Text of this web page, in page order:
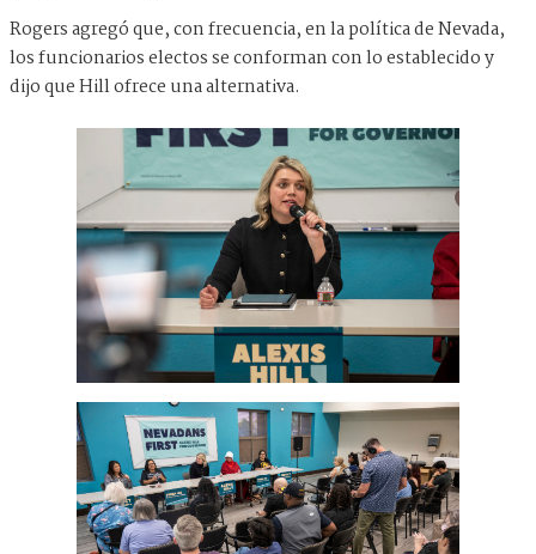
Rogers agregó que, con frecuencia, en la política de Nevada,
los funcionarios electos se conforman con lo establecido y
dijo que Hill ofrece una alternativa.